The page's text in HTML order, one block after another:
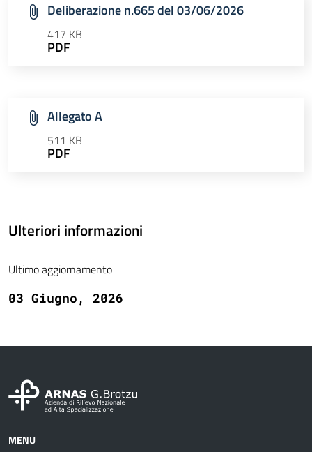
Deliberazione n.665 del 03/06/2026
417 KB
PDF
Allegato A
511 KB
PDF
Ulteriori informazioni
Ultimo aggiornamento
03 Giugno, 2026
MENU